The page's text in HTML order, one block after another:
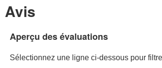
Avis
Aperçu des évaluations
Sélectionnez une ligne ci-dessous pour